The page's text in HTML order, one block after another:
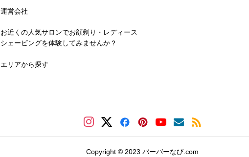
運営会社
お近くの人気サロンでお顔剃り・レディース
シェービングを体験してみませんか？
エリアから探す
Copyright © 2023 バーバーなび.com